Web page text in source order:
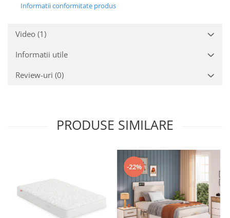
Informatii conformitate produs
Video (1)
Informatii utile
Review-uri (0)
PRODUSE SIMILARE
-22%